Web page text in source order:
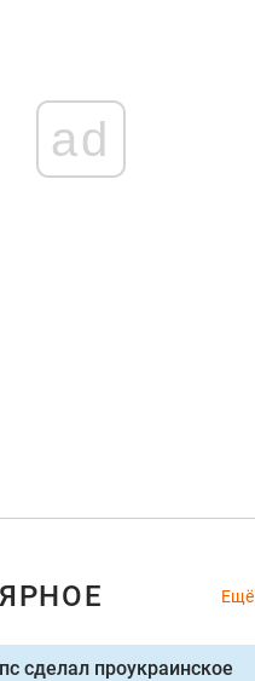
ad
Ещё
сделал проукраинское